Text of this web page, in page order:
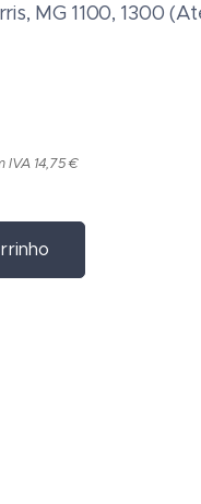
MG 1100, 1300
IVA 14,75 €